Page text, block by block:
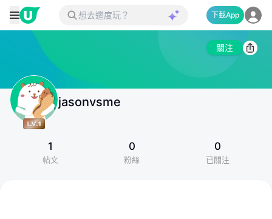
下載App
關注
jasonvsme
1
帖文
0
粉絲
0
已關注